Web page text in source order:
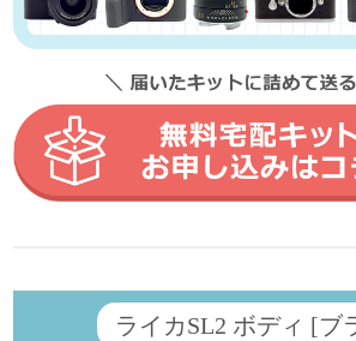
ライカSL2 ボディ [ブ